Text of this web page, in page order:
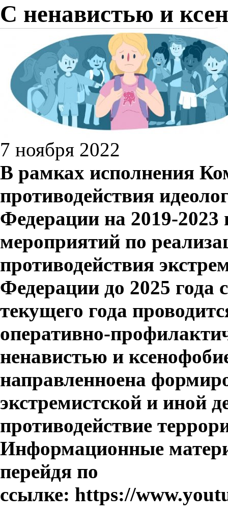
С ненавистью и
7 ноября 2022
В рамках исполнения
противодействия
Федерации на 2019-2023
мероприятий по
противодействия
Федерации до 2025 года
текущего года
оперативно-
ненавистью и
направленноена
экстремистской и иной
противодействие террор
Информационные
перейдя по
ссылке: https://